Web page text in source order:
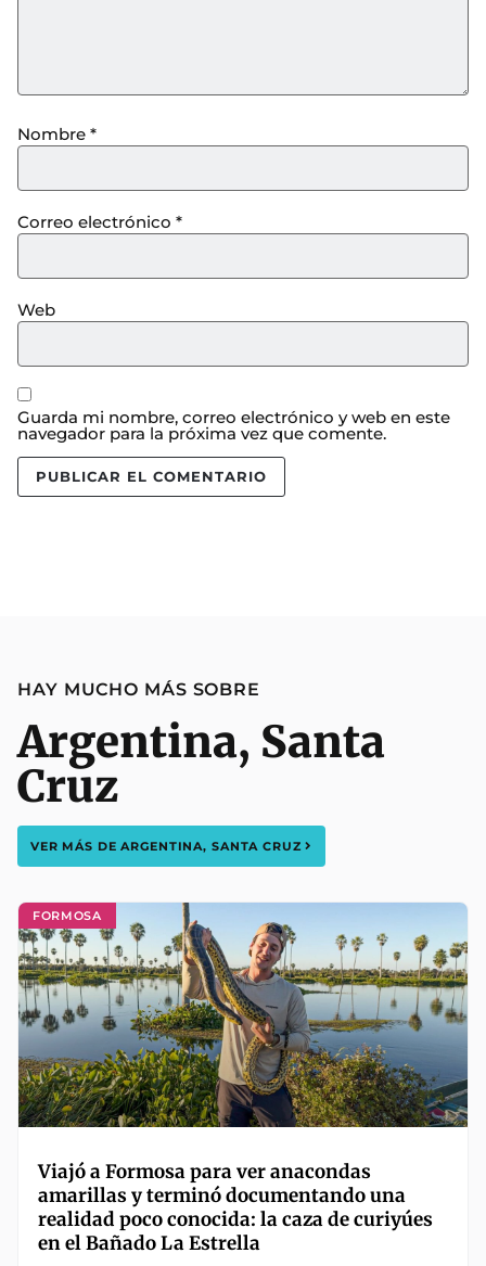
Nombre *
Correo electrónico *
Web
Guarda mi nombre, correo electrónico y web en este
navegador para la próxima vez que comente.
HAY MUCHO MÁS SOBRE
Argentina, Santa
Cruz
VER MÁS DEARGENTINA, SANTA CRUZ
FORMOSA
Viajó a Formosa para ver anacondas
amarillas y terminó documentando una
realidad poco conocida: la caza de curiyúes
en el Bañado La Estrella